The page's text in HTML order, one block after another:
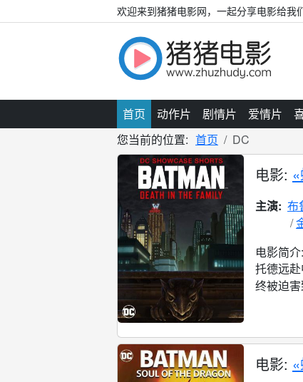
欢迎来到猪猪电影网，一起分享电影给我
首页 动作片 剧情片 爱情片
您当前的位置: 首页 DC
电影:
主演: 布
电影简介:
托德远
终被迫
电影: